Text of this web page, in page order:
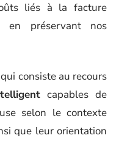
liés à la facture
en préservant nos
consiste au recours
capables de
selon le contexte
que leur orientation